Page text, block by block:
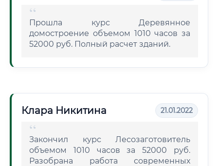
Прошла курс Деревянное
домостроение объемом 1010 часов за
52000 руб. Полный расчет зданий.
Клара Никитина 21.01.2022
Закончил курс Лесозаготовитель
объемом 1010 часов за 52000 руб.
Разобрана работа современных